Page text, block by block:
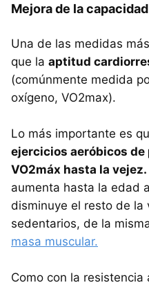
Mejora de la
Una de las medidas
que la aptitud
(comúnmente medida
oxígeno, VO2max).
Lo más importante es
ejercicios aeróbicos de
VO2máx hasta la vejez.
aumenta hasta la edad
disminuye el resto de la
sedentarios, de la
masa muscular.
Como con la resistencia